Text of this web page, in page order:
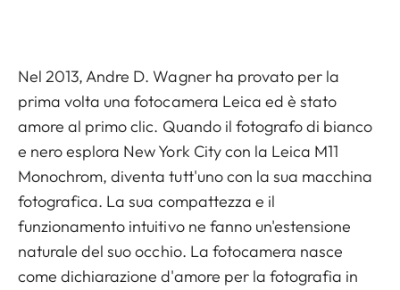
Nel 2013, Andre D. Wagner ha provato per la
prima volta una fotocamera Leica ed è stato
amore al primo clic. Quando il fotografo di bianco
e nero esplora New York City con la Leica M11
Monochrom, diventa tutt'uno con la sua macchina
fotografica. La sua compattezza e il
funzionamento intuitivo ne fanno un'estensione
naturale del suo occhio. La fotocamera nasce
come dichiarazione d'amore per la fotografia in